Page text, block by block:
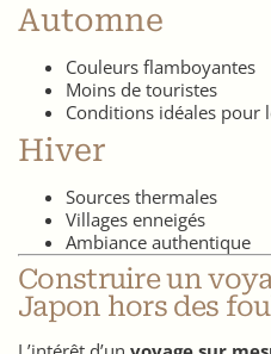
Automne
Couleurs flamboyantes
Moins de touristes
Conditions idéales pour
Hiver
Sources thermales
Villages enneigés
Ambiance authentique
Construire un
Japon hors des